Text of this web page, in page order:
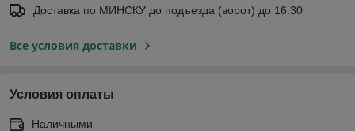
Доставка по МИНСКУ до подъезда (ворот) до 16.30
Все условия доставки
Условия оплаты
Наличными